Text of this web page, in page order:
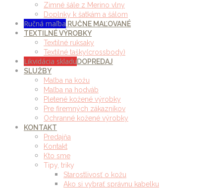
Zimné šále z Merino vlny
Doplnky k šatkám a šálom
Ručná maľba RUČNE MAĽOVANÉ
TEXTILNÉ VÝROBKY
Textilné ruksaky
Textilné tašky(crossbody)
Likvidácia skladuDOPREDAJ
SLUŽBY
Maľba na kožu
Maľba na hodváb
Pletené kožené výrobky
Pre firemných zákazníkov
Ochranné kožené výrobky
KONTAKT
Predajňa
Kontakt
Kto sme
Tipy, triky
Starostlivosť o kožu
Ako si vybrať správnu kabelku